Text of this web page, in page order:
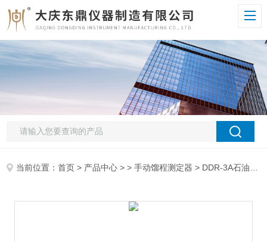
当前位置：首页 > 产品中心 > >手动馏程测定器 > DDR-3A石油产品手动馏程测定仪